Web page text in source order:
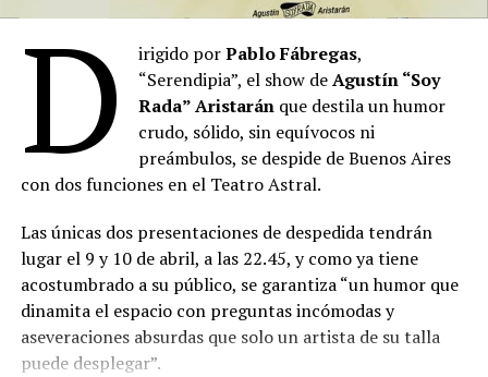
D irigido porPablo Fábregas,
“Serendipia”, el show deAgustín “Soy
Rada” Aristarán que destila un humor
crudo, sólido, sin equívocos ni
preámbulos, se despide de Buenos Aires
con dos funciones en el Teatro Astral.
Las únicas dos presentaciones de despedida tendrán
lugar el 9 y 10 de abril, a las 22.45, y como ya tiene
acostumbrado a su público, se garantiza “un humor que
dinamita el espacio con preguntas incómodas y
aseveraciones absurdas que solo un artista de su talla
puede desplegar”.